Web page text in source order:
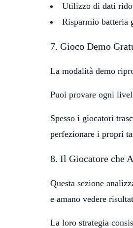
Utilizzo di dati
Risparmio batteria
7. Gioco Demo
La modalità demo
Puoi provare ogni
Spesso i giocatori
perfezionare i propri
8. Il Giocatore che
Questa sezione
e amano vedere
La loro strategia